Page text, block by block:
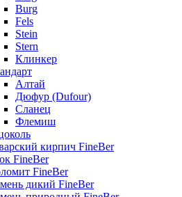
Burg
Fels
Stein
Stern
Клинкер
Алтай
Дюфур (Dufour)
Сланец
Флемиш
кирпич FineBer
FineBer
FineBer
дикий FineBer